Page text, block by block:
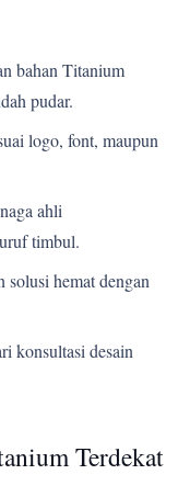
bahan Titanium
pudar.
logo, font, maupun
ahli
timbul.
hemat dengan
konsultasi desain
Terdekat